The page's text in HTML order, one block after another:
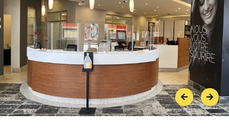
PreviousNext